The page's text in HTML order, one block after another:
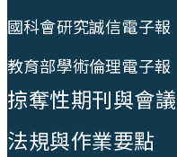
國科會研究誠信電子報
教育部學術倫理電子報
掠奪性期刊與會議
法規與作業要點